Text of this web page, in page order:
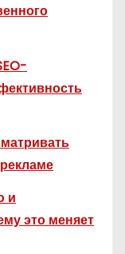
и
это меняет